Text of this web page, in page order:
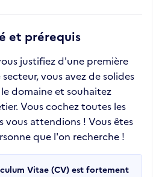
et prérequis
justifiez d'une première
vous avez de solides
domaine et souhaitez
Vous cochez toutes les
vous attendions ! Vous êtes
que l'on recherche !
Vitae (CV) est fortement